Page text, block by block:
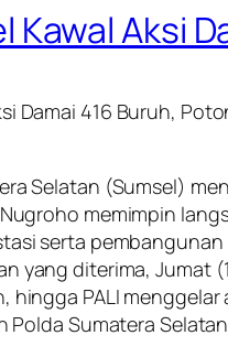
Kawal Aksi
Damai 416 Buruh,
Selatan (Sumsel)
memimpin
serta pembangunan
yang diterima, Jumat
hingga PALI
Polda Sumatera